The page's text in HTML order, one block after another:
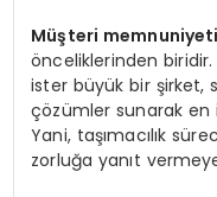
Müşteri memnuniyeti
önceliklerinden
ister büyük bir şirket,
çözümler sunarak en
Yani, taşımacılık
zorluğa yanıt